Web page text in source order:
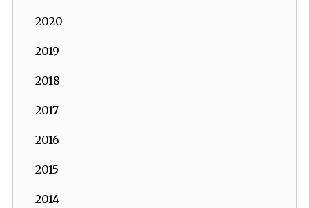
2020
2019
2018
2017
2016
2015
2014